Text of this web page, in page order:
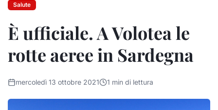
Salute
È ufficiale. A Volotea le
rotte aeree in Sardegna
mercoledì 13 ottobre 2021 1 min di lettura